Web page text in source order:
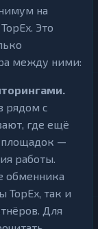
на
Это
между ними:
рядом с
где ещё
площадок —
работы.
обменника
TopEx, так и
Для